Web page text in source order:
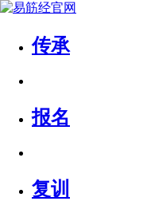
传承
报名
复训